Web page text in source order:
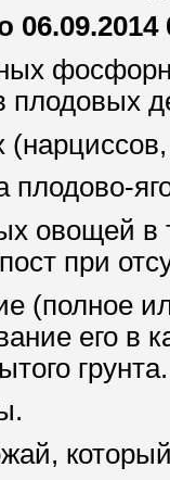
06.09.2014
плодовых
плодово-
овощей в
при
(полное
его в
грунта.